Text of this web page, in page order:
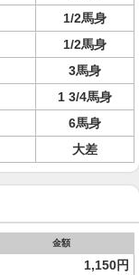
1/2馬身
1/2馬身
3馬身
1 3/4馬身
6馬身
大差
金額
1,150円